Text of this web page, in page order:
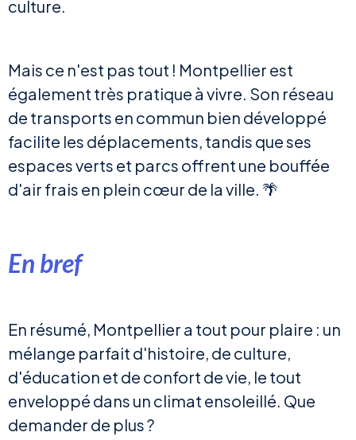
culture.
Mais ce n'est pas tout ! Montpellier est
également très pratique à vivre. Son réseau
de transports en commun bien développé
facilite les déplacements, tandis que ses
espaces verts et parcs offrent une bouffée
d'air frais en plein cœur de la ville. 🌴
En bref
En résumé, Montpellier a tout pour plaire : un
mélange parfait d'histoire, de culture,
d'éducation et de confort de vie, le tout
enveloppé dans un climat ensoleillé. Que
demander de plus ?